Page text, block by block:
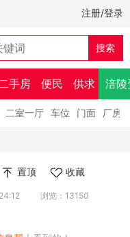
注册/登录
二手房 便民 供求 涪陵
二室一厅 车位 门面 厂房
置顶 收藏
浏览：13150